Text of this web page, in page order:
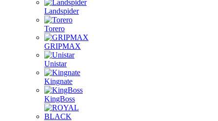
Landspider
Torero
GRIPMAX
Unistar
Kingnate
KingBoss